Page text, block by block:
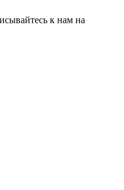
к нам на